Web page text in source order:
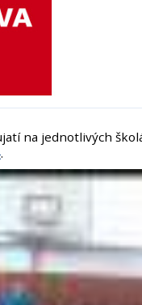
na jednotlivých
.